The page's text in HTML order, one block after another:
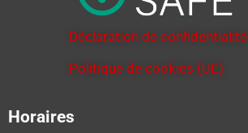
Déclaration de confidentialité
Politique de cookies (UE)
Horaires